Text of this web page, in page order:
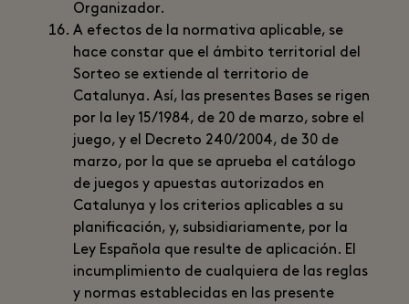
Organizador.
A efectos de la normativa aplicable, se
hace constar que el ámbito territorial del
Sorteo se extiende al territorio de
Catalunya. Así, las presentes Bases se rigen
por la ley 15/1984, de 20 de marzo, sobre el
juego, y el Decreto 240/2004, de 30 de
marzo, por la que se aprueba el catálogo
de juegos y apuestas autorizados en
Catalunya y los criterios aplicables a su
planificación, y, subsidiariamente, por la
Ley Española que resulte de aplicación. El
incumplimiento de cualquiera de las reglas
y normas establecidas en las presente